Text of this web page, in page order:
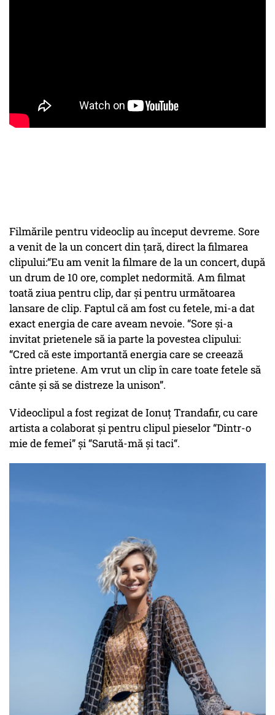
Filmările pentru videoclip au început devreme. Sore
a venit de la un concert din țară, direct la filmarea
clipului:“Eu am venit la filmare de la un concert, după
un drum de 10 ore, complet nedormită. Am filmat
toată ziua pentru clip, dar și pentru următoarea
lansare de clip. Faptul că am fost cu fetele, mi-a dat
exact energia de care aveam nevoie. “Sore și-a
invitat prietenele să ia parte la povestea clipului:
“Cred că este importantă energia care se creează
între prietene. Am vrut un clip în care toate fetele să
cânte și să se distreze la unison”.
Videoclipul a fost regizat de Ionuț Trandafir, cu care
artista a colaborat și pentru clipul pieselor “Dintr-o
mie de femei” și “Sarută-mă și taci“.